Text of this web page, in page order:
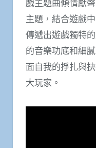
戲主題曲傾情獻
主題，結合遊戲
傳遞出遊戲獨特
的音樂功底和細
面自我的掙扎與
大玩家。